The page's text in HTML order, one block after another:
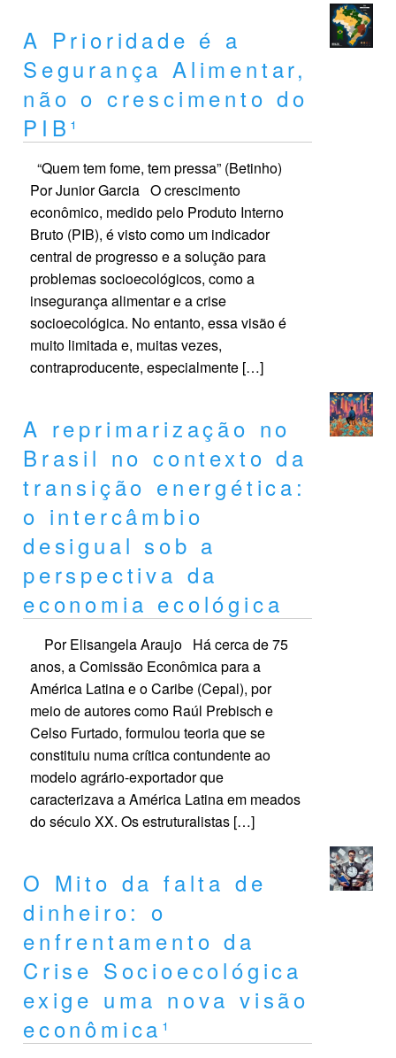
A Prioridade é a
Segurança Alimentar,
não o crescimento do
PIB¹
“Quem tem fome, tem pressa” (Betinho)
Por Junior Garcia O crescimento
econômico, medido pelo Produto Interno
Bruto (PIB), é visto como um indicador
central de progresso e a solução para
problemas socioecológicos, como a
insegurança alimentar e a crise
socioecológica. No entanto, essa visão é
muito limitada e, muitas vezes,
contraproducente, especialmente […]
A reprimarização no
Brasil no contexto da
transição energética:
o intercâmbio
desigual sob a
perspectiva da
economia ecológica
Por Elisangela Araujo Há cerca de 75
anos, a Comissão Econômica para a
América Latina e o Caribe (Cepal), por
meio de autores como Raúl Prebisch e
Celso Furtado, formulou teoria que se
constituiu numa crítica contundente ao
modelo agrário-exportador que
caracterizava a América Latina em meados
do século XX. Os estruturalistas […]
O Mito da falta de
dinheiro: o
enfrentamento da
Crise Socioecológica
exige uma nova visão
econômica¹